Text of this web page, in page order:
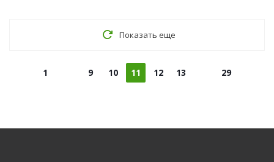
Показать еще
1 9 10 11 12 13 29